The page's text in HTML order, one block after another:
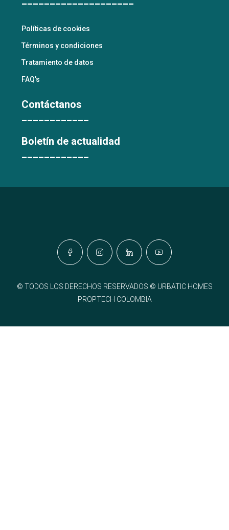
Políticas de cookies
Términos y condiciones
Tratamiento de datos
FAQ’s
Contáctanos
____________
Boletín de actualidad
____________
© TODOS LOS DERECHOS RESERVADOS © URBATIC HOMES
PROPTECH COLOMBIA